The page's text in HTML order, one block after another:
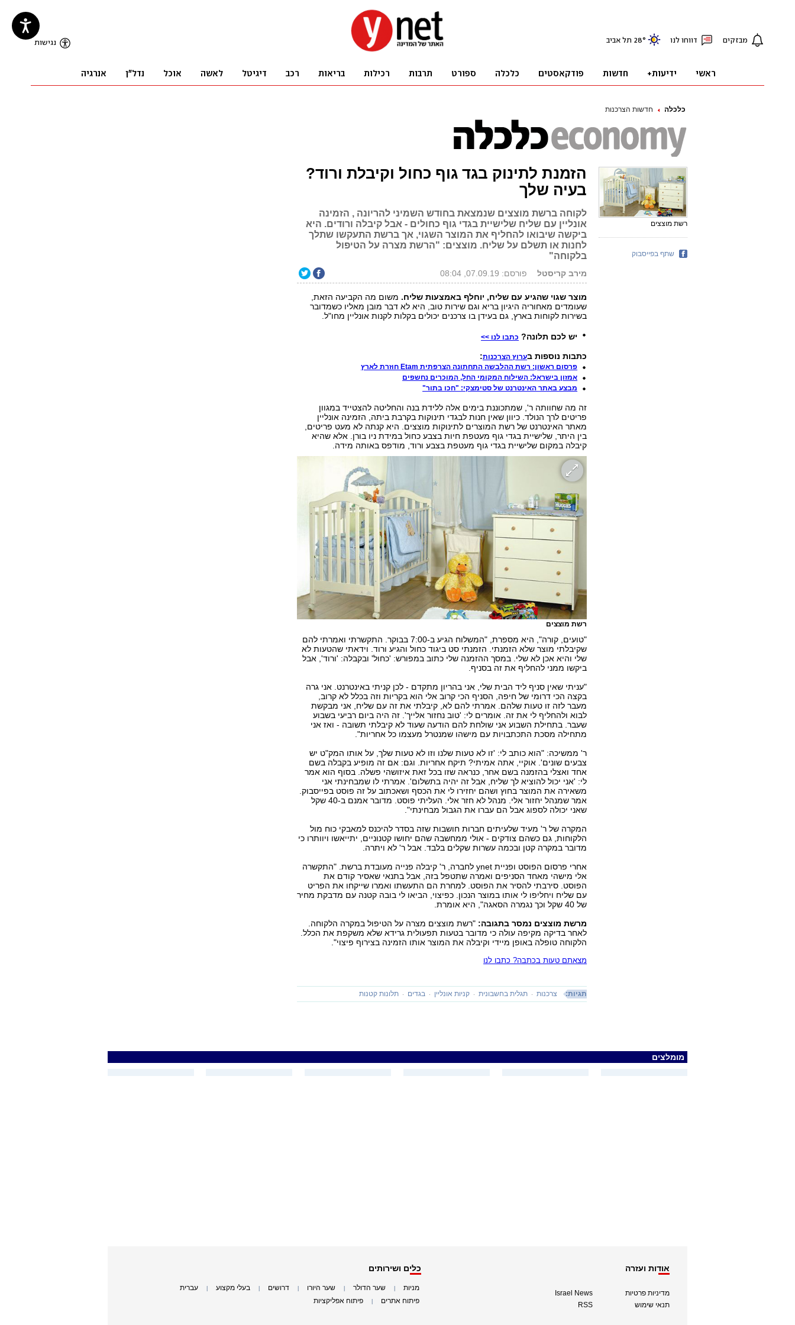
כלכלה חדשות הצרכנות
הזמנת לתינוק בגד גוף כחול וקיבלת ורוד?
בעיה שלך
לקוחה ברשת מוצצים שנמצאת בחודש השמיני להריונה , הזמינה
אונליין עם שליח שלישיית בגדי גוף כחולים - אבל קיבלה ורודים. היא
ביקשה שיבואו להחליף את המוצר השגוי, אך ברשת התעקשו שתלך
לחנות או תשלם על שליח. מוצצים: "הרשת מצרה על הטיפול
בלקוחה"
מירב קריסטל פורסם: 07.09.19, 08:04
מוצר שגוי שהגיע עם שליח, יוחלף באמצעות שליח. משום מה הקביעה הזאת,
שעומדים מאחוריה היגיון בריא וגם שירות טוב, היא לא דבר מובן מאליו כשמדובר
בשירות לקוחות בארץ, גם בעידן בו צרכנים יכולים בקלות לקנות אונליין מחו"ל.
יש לכם תלונה? כתבו לנו >>
כתבות נוספות בערוץ הצרכנות:
פרסום ראשון: רשת ההלבשה התחתונה הצרפתית Etam חוזרת לארץ
אמזון בישראל: השילוח המקומי החל, המוכרים נחשפים
מבצע באתר האינטרנט של סטימצקי: "חכו בתור"
זה מה שחוותה ר', שמתכוננת בימים אלה ללידת בנה והחליטה להצטייד במגוון
פריטים לרך הנולד. כיוון שאין חנות לבגדי תינוקות בקרבת ביתה, הזמינה אונליין
מאתר האינטרנט של רשת המוצרים לתינוקות מוצצים. היא קנתה לא מעט פריטים,
בין היתר, שלישיית בגדי גוף מעטפת חיות בצבע כחול במידת ניו בורן. אלא שהיא
קיבלה במקום שלישיית בגדי גוף מעטפת בצבע ורוד, מודפס באותה מידה.
רשת מוצצים
"טועים, קורה", היא מספרת, "המשלוח הגיע ב-7:00 בבוקר. התקשרתי ואמרתי להם
שקיבלתי מוצר שלא הזמנתי. הזמנתי סט ביגוד כחול והגיע ורוד. וידאתי שהטעות לא
שלי והיא אכן לא שלי. במסך ההזמנה שלי כתוב במפורש: 'כחול' ובקבלה: 'ורוד', אבל
ביקשו ממני להחליף את זה בסניף.
"עניתי שאין סניף ליד הבית שלי, אני בהריון מתקדם - לכן קניתי באינטרנט. אני גרה
בקצה הכי דרומי של חיפה, הסניף הכי קרוב אלי הוא בקריות וזה בכלל לא קרוב,
מעבר לזה זו טעות שלהם. אמרתי להם לא, קיבלתי את זה עם שליח, אני מבקשת
לבוא ולהחליף לי את זה. אומרים לי: 'טוב נחזור אלייך'. זה היה ביום רביעי בשבוע
שעבר. בתחילת השבוע אני שולחת להם הודעה שעוד לא קיבלתי תשובה - ואז אני
מתחילה מסכת התכתבויות עם מישהו שמנטרל מעצמו כל אחריות".
ר' ממשיכה: "הוא כותב לי: 'זו לא טעות שלנו וזו לא טעות שלך, על אותו המק"ט יש
צבעים שונים'. אוקיי, אתה אמיתי? תיקח אחריות. וגם: אם זה מופיע בקבלה בשם
אחד ואצלי בהזמנה בשם אחר, כנראה שזו בכל זאת איזושהי פשלה. בסוף הוא אמר
לי: 'אני יכול להוציא לך שליח, אבל זה יהיה בתשלום'. אמרתי לו שמבחינתי אני
משאירה את המוצר בחוץ ושהם יחזירו לי את הכסף ושאכתוב על זה פוסט בפייסבוק.
אמר שמנהל יחזור אלי. מנהל לא חזר אלי. העליתי פוסט. מדובר אמנם ב-40 שקל
שאני יכולה לספוג אבל הם עברו את הגבול מבחינתי".
המקרה של ר' מעיד שלעיתים חברות חושבות שזה בסדר להיכנס למאבקי כוח מול
הלקוחות, גם כשהם צודקים - אולי ממחשבה שהם יחושו קטנוניים, יתייאשו ויוותרו כי
מדובר במקרה קטן ובכמה עשרות שקלים בלבד. אבל ר' לא ויתרה.
אחרי פרסום הפוסט ופניית ynet לחברה, ר' קיבלה פנייה מעובדת ברשת. "התקשרה
אלי מישהי מאחד הסניפים ואמרה שתטפל בזה, אבל בתנאי שאסיר קודם את
הפוסט. סירבתי להסיר את הפוסט. למחרת הם התעשתו ואמרו שייקחו את הפריט
עם שליח ויחליפו לי אותו במוצר הנכון. כפיצוי, הביאו לי בובה קטנה עם מדבקת מחיר
של 40 שקל וכך נגמרה הסאגה", היא אומרת.
מרשת מוצצים נמסר בתגובה: "רשת מוצצים מצרה על הטיפול במקרה הלקוחה.
לאחר בדיקה מקיפה עולה כי מדובר בטעות תפעולית גרידא שלא משקפת את הכלל.
הלקוחה טופלה באופן מיידי וקיבלה את המוצר אותו הזמינה בצירוף פיצוי".
מצאתם טעות בכתבה? כתבו לנו
תגיות: צרכנות תגלית בחשבונית קניות אונליין בגדים תלונות קטנות
רשת מוצצים
שתף בפייסבוק
מומלצים
אודות ועזרה
מדיניות פרטיות
תנאי שימוש
Israel News
RSS
כלים ושירותים
מניות שער הדולר שער היורו דרושים בעלי מקצוע עברית
פיתוח אתרים פיתוח אפליקציות